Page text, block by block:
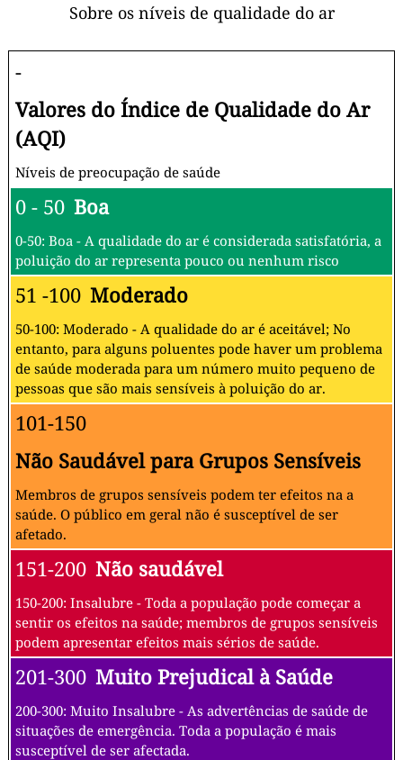
Sobre os níveis de qualidade do ar
-
Valores do Índice de Qualidade do Ar
(AQI)
Níveis de preocupação de saúde
0 - 50 Boa
0-50: Boa - A qualidade do ar é considerada satisfatória, a
poluição do ar representa pouco ou nenhum risco
51 -100 Moderado
50-100: Moderado - A qualidade do ar é aceitável; No
entanto, para alguns poluentes pode haver um problema
de saúde moderada para um número muito pequeno de
pessoas que são mais sensíveis à poluição do ar.
101-150
Não Saudável para Grupos Sensíveis
Membros de grupos sensíveis podem ter efeitos na a
saúde. O público em geral não é susceptível de ser
afetado.
151-200 Não saudável
150-200: Insalubre - Toda a população pode começar a
sentir os efeitos na saúde; membros de grupos sensíveis
podem apresentar efeitos mais sérios de saúde.
201-300 Muito Prejudical à Saúde
200-300: Muito Insalubre - As advertências de saúde de
situações de emergência. Toda a população é mais
susceptível de ser afectada.